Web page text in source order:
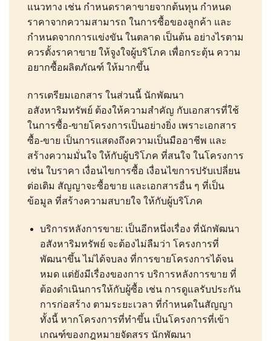
แนวทาง เช่น กำหนดราคาขายจากต้นทุน กำหนด
ราคาจากความสามารถ ในการซื้อของลูกค้า และ
กำหนดจากการแข่งขัน ในตลาด เป็นต้น อย่างไรตาม
ควรตั้งราคาขาย ให้จูงใจผู้บริโภค เพื่อกระตุ้น ความ
อยากซื้อผลิตภัณฑ์ ให้มากขึ้น
การเตรียมเอกสาร ในส่วนนี้ นักพัฒนา
อสังหาริมทรัพย์ ต้องให้ความสำคัญ กับเอกสารที่ใช้
ในการซื้อ-ขายโครงการเป็นอย่างยิ่ง เพราะเอกสาร
ซื้อ-ขาย เป็นการแสดงถึงความเป็นมืออาชีพ และ
สร้างความมั่นใจ ให้กับผู้บริโภค ที่สนใจ ในโครงการ
เช่น ใบราคา เงื่อนไขการซื้อ เงื่อนไขการปรับเปลี่ยน
ต่อเติม สัญญาจะซื้อขาย และเอกสารอื่น ๆ ที่เป็น
ข้อมูล ที่สร้างความสบายใจ ให้กับผู้บริโภค
บริการหลังการขาย: เป็นอีกหนึ่งเรื่อง ที่นักพัฒนา
อสังหาริมทรัพย์ จะต้องไม่ลืมว่า โครงการที่
พัฒนาขึ้น ไม่ได้จบลง ที่การขายโครงการได้จน
หมด แต่ยังมีเรื่องของการ บริการหลังการขาย ที่
ต้องดำเนินการให้กับผู้ซื้อ เช่น การดูแลรับประกัน
การก่อสร้าง ตามระยะเวลา ที่กำหนดในสัญญา
ทั้งนี้ หากโครงการที่ทำขึ้น เป็นโครงการที่เข้า
เกณฑ์ของกฎหมายจัดสรร นักพัฒนา